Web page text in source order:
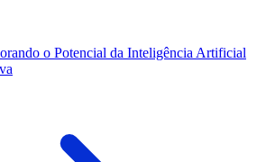
o Potencial da Inteligência Artificial